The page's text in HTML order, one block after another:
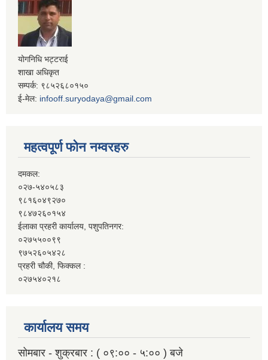
योगनिधि भट्टराई
शाखा अधिकृत
सम्पर्क: ९८५२६८०१५०
ई-मेल: infooff.suryodaya@gmail.com
महत्वपूर्ण फोन नम्वरहरु
दमकल:
०२७-५४०५८३
९८१६०४९२७०
९८४७२६०१५४
ईलाका प्रहरी कार्यालय, पशुपतिनगर:
०२७५५००९९
९७५२६०५४२८
प्रहरी चौकी, फिक्कल :
०२७५४०२१८
कार्यालय समय
सोमबार - शुक्रबार : ( ०९:०० - ५:०० ) बजे